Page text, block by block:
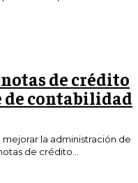
de crédito
de contabilidad
la administración de
de crédito...